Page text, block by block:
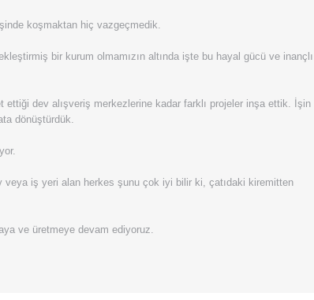
koşmaktan hiç vazgeçmedik.
bir kurum olmamızın altında işte bu hayal gücü ve inançlı
ettiği dev alışveriş merkezlerine kadar farklı projeler inşa ettik. İşin
dönüştürdük.
veya iş yeri alan herkes şunu çok iyi bilir ki, çatıdaki kiremitten
ve üretmeye devam ediyoruz.